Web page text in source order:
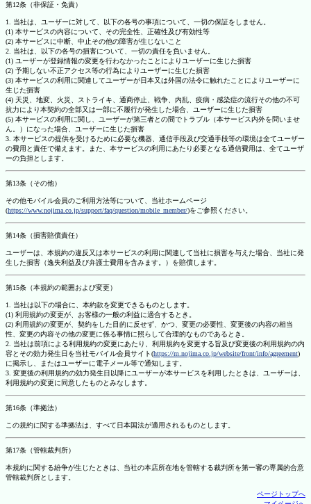
第12条（非保証・免責）
1. 当社は、ユーザーに対して、以下の各号の事項について、一切の保証をしません。
(1) 本サービスの内容について、その完全性、正確性及び有効性等
(2) 本サービスに中断、中止その他の障害が生じないこと
2. 当社は、以下の各号の損害について、一切の責任を負いません。
(1) ユーザーが登録情報の変更を行わなかったことによりユーザーに生じた損害
(2) 予期しない不正アクセス等の行為によりユーザーに生じた損害
(3) 本サービスの利用に関連してユーザーが日本又は外国の法令に触れたことによりユーザーに
生じた損害
(4) 天災、地変、火災、ストライキ、通商停止、戦争、内乱、疫病・感染症の流行その他の不可
抗力により本契約の全部又は一部に不履行が発生した場合、ユーザーに生じた損害
(5) 本サービスの利用に関し、ユーザーが第三者との間でトラブル（本サービス内外を問いませ
ん。）になった場合、ユーザーに生じた損害
3. 本サービスの提供を受けるために必要な機器、通信手段及び交通手段等の環境は全てユーザー
の費用と責任で備えます。また、本サービスの利用にあたり必要となる通信費用は、全てユーザ
ーの負担とします。
第13条（その他）
その他モバイル会員のご利用方法等について、当社ホームページ
(https://www.nojima.co.jp/support/faq/question/mobile_member/)をご参照ください。
第14条（損害賠償責任）
ユーザーは、本規約の違反又は本サービスの利用に関連して当社に損害を与えた場合、当社に発
生した損害（逸失利益及び弁護士費用を含みます。）を賠償します。
第15条（本規約の範囲および変更）
1. 当社は以下の場合に、本約款を変更できるものとします。
(1) 利用規約の変更が、お客様の一般の利益に適合するとき。
(2) 利用規約の変更が、契約をした目的に反せず、かつ、変更の必要性、変更後の内容の相当
性、変更の内容その他の変更に係る事情に照らして合理的なものであるとき。
2. 当社は前項による利用規約の変更にあたり、利用規約を変更する旨及び変更後の利用規約の内
容とその効力発生日を当社モバイル会員サイト(https://m.nojima.co.jp/website/front/info/agreement)
に掲示し、またはユーザーに電子メール等で通知します。
3. 変更後の利用規約の効力発生日以降にユーザーが本サービスを利用したときは、ユーザーは、
利用規約の変更に同意したものとみなします。
第16条（準拠法）
この規約に関する準拠法は、すべて日本国法が適用されるものとします。
第17条（管轄裁判所）
本規約に関する紛争が生じたときは、当社の本店所在地を管轄する裁判所を第一審の専属的合意
管轄裁判所とします。
ページトップへ